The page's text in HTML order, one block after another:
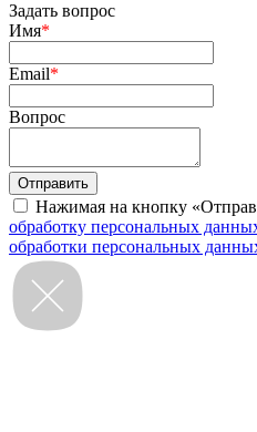
Задать вопрос
Имя*
Email*
Вопрос
Нажимая на кнопку
обработку персональных
обработки персональных